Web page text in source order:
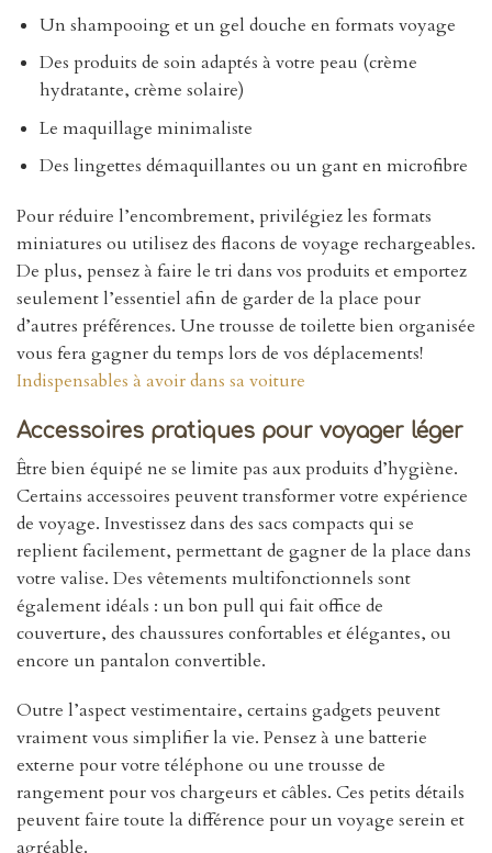
Un shampooing et un gel douche en formats voyage
Des produits de soin adaptés à votre peau (crème
hydratante, crème solaire)
Le maquillage minimaliste
Des lingettes démaquillantes ou un gant en microfibre
Pour réduire l’encombrement, privilégiez les formats
miniatures ou utilisez des flacons de voyage rechargeables.
De plus, pensez à faire le tri dans vos produits et emportez
seulement l’essentiel afin de garder de la place pour
d’autres préférences. Une trousse de toilette bien organisée
vous fera gagner du temps lors de vos déplacements!
Indispensables à avoir dans sa voiture
Accessoires pratiques pour voyager léger
Être bien équipé ne se limite pas aux produits d’hygiène.
Certains accessoires peuvent transformer votre expérience
de voyage. Investissez dans des sacs compacts qui se
replient facilement, permettant de gagner de la place dans
votre valise. Des vêtements multifonctionnels sont
également idéals : un bon pull qui fait office de
couverture, des chaussures confortables et élégantes, ou
encore un pantalon convertible.
Outre l’aspect vestimentaire, certains gadgets peuvent
vraiment vous simplifier la vie. Pensez à une batterie
externe pour votre téléphone ou une trousse de
rangement pour vos chargeurs et câbles. Ces petits détails
peuvent faire toute la différence pour un voyage serein et
agréable.